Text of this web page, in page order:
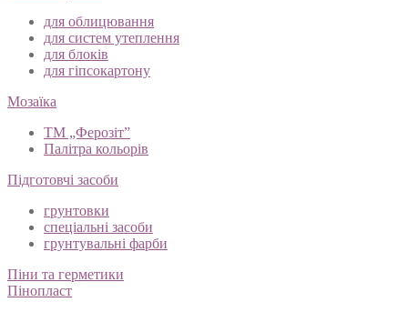
для облицювання
для систем утеплення
для блоків
для гіпсокартону
Мозаїка
ТМ „Ферозіт”
Палітра кольорів
Підготовчі засоби
грунтовки
спеціальні засоби
грунтувальні фарби
Піни та герметики
Пінопласт